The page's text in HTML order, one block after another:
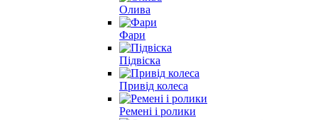
Олива
Фари
Підвіска
Привід колеса
Ремені і ролики